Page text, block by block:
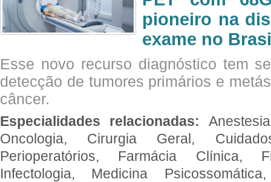
pioneiro na
exame no
Esse novo recurso diagnóstico tem
detecção de tumores primários e
câncer.
Especialidades relacionadas:
Oncologia, Cirurgia Geral,
Perioperatórios, Farmácia Clínica,
Infectologia, Medicina